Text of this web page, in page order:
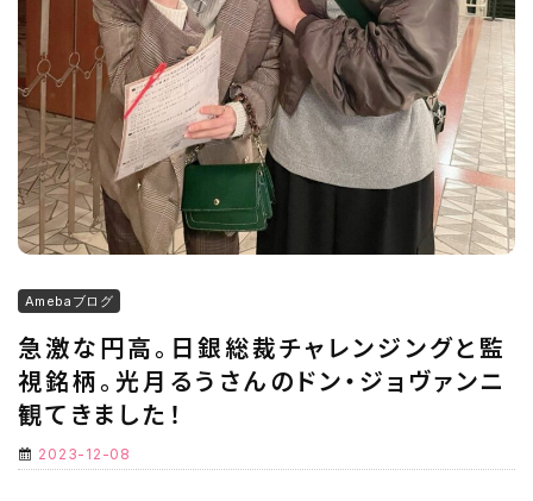
Amebaブログ
急激な円高。日銀総裁チャレンジングと監
視銘柄。光月るうさんのドン・ジョヴァンニ
観てきました！
2023-12-08